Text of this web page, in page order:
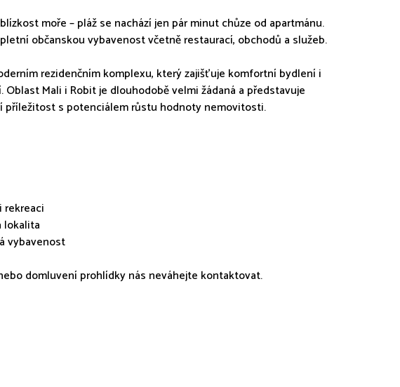
moře – pláž se nachází jen pár minut chůze od apartmánu.
občanskou vybavenost včetně restaurací, obchodů a služeb.
rezidenčním komplexu, který zajišťuje komfortní bydlení i
Oblast Mali i Robit je dlouhodobě velmi žádaná a představuje
příležitost s potenciálem růstu hodnoty nemovitosti.
vybavenost
domluvení prohlídky nás neváhejte kontaktovat.